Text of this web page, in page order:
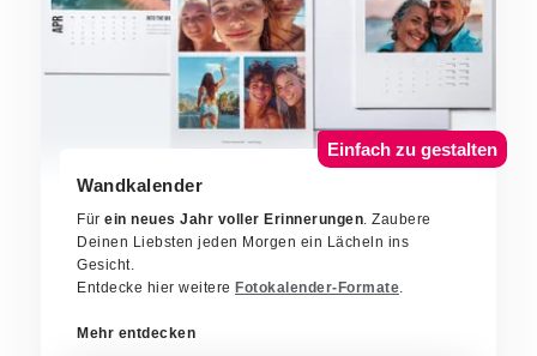
Einfach zu gestalten
Wandkalender
Für ein neues Jahr voller Erinnerungen. Zaubere
Deinen Liebsten jeden Morgen ein Lächeln ins
Gesicht.
Entdecke hier weitere Fotokalender-Formate.
Mehr entdecken